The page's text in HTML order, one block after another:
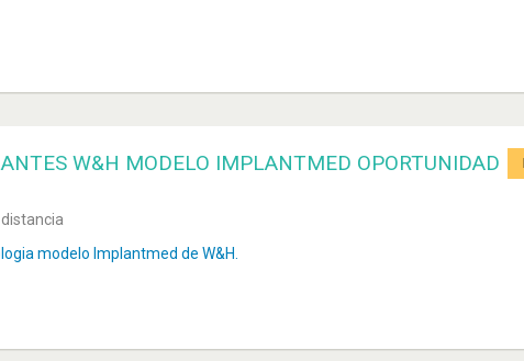
W&H MODELO IMPLANTMED OPORTUNIDAD
modelo Implantmed de W&H.